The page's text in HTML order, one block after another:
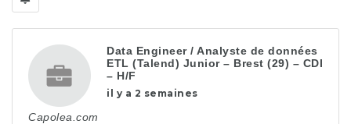
Data Engineer / Analyste de données
ETL (Talend) Junior – Brest (29) – CDI
– H/F
il y a 2 semaines
Capolea.com